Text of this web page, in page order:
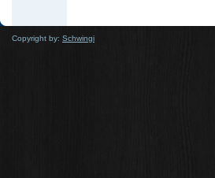
Copyright by: Schwingi